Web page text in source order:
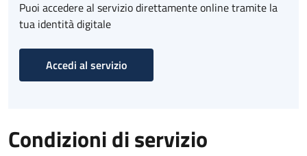
Puoi accedere al servizio direttamente online tramite la
tua identità digitale
Accedi al servizio
Condizioni di servizio